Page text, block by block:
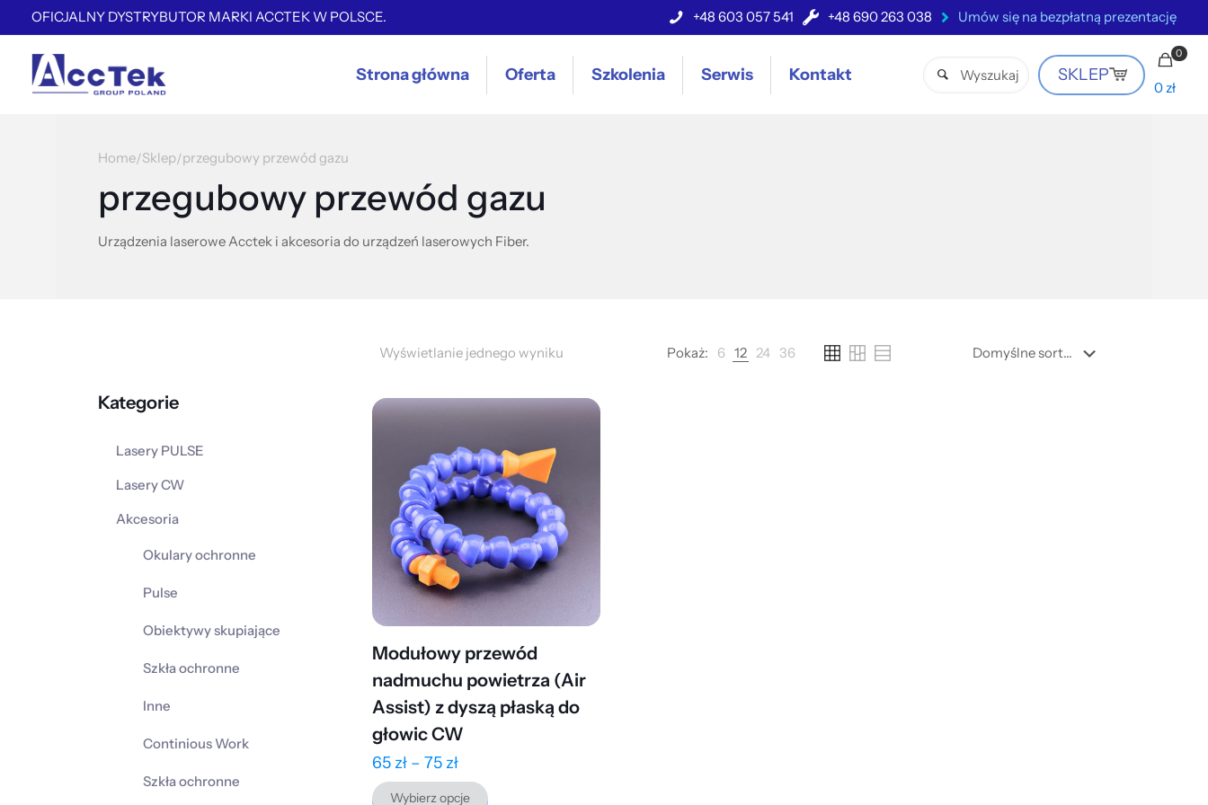
OFICJALNY DYSTRYBUTOR MARKI ACCTEK W POLSCE. +48 603 057 541 +48 690 263 038 Umów się na bezpłatną prezentację
Strona główna Oferta Szkolenia Serwis Kontakt SKLEP
0
0 zł
Home/Sklep/przegubowy przewód gazu
przegubowy przewód gazu
Urządzenia laserowe Acctek i akcesoria do urządzeń laserowych Fiber.
Kategorie
Lasery PULSE
Lasery CW
Akcesoria
Okulary ochronne
Pulse
Obiektywy skupiające
Szkła ochronne
Inne
Continious Work
Szkła ochronne
Wyświetlanie jednego wyniku Pokaż: 6 12 24 36
Modułowy przewód
nadmuchu powietrza (Air
Assist) z dyszą płaską do
głowic CW
65 zł – 75 złZakres
cen:
Wybierz opcje